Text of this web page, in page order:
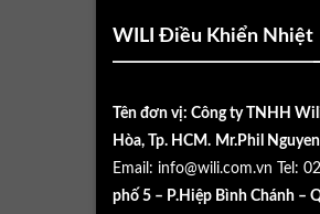
WILI Điều Khiển Nhiệt
Tên đơn vị: Công ty TNHH
Hòa, Tp. HCM. Mr.Phil
Email: info@wili.com.vn Tel:
phố 5 – P.Hiệp Bình Chánh –